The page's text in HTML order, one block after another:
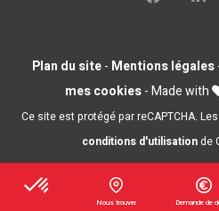
Nous trouver Demande de
Plan du site- Mentions légales
mes cookies- Made with
Ce site est protégé par reCAPTCHA. Les
conditions d'utilisationde